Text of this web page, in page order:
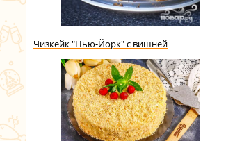
Чизкейк "Нью-Йорк" с вишней